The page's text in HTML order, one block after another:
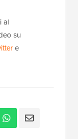
al
su
e